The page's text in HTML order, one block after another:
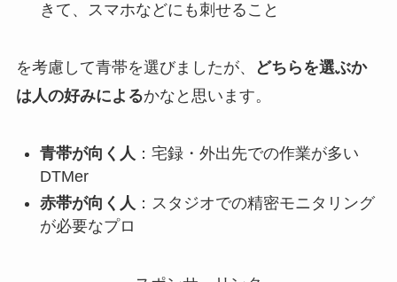
きて、スマホなどにも刺せること
を考慮して青帯を選びましたが、
どちらを選ぶか
は人の好みによるかなと思います。
青帯が向く人 ：宅録・外出先での作業が多い
DTMer
赤帯が向く人 ：スタジオでの精密モニタリング
が必要なプロ